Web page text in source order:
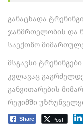
განაცხადა
ჯანმრთელობის და
საექთნო
მსგავსი
კვლავაც
განვითარების
რეჟიმში
Share Post